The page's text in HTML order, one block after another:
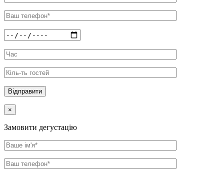
×
Замовити дегустацію